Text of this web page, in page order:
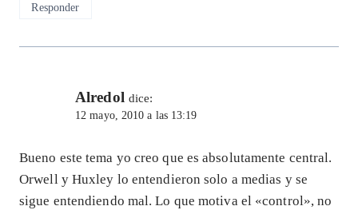
Responder
Alredol dice:
12 mayo, 2010 a las 13:19
Bueno este tema yo creo que es absolutamente central.
Orwell y Huxley lo entendieron solo a medias y se
sigue entendiendo mal. Lo que motiva el «control», no